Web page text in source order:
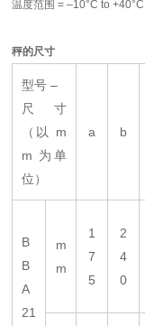
温度范围 = –10°C to
秤的尺寸
型号 –
尺寸
（以 m
m 为单
位）
a b
B
B
A
21
m
m
1
7
5
2
4
0